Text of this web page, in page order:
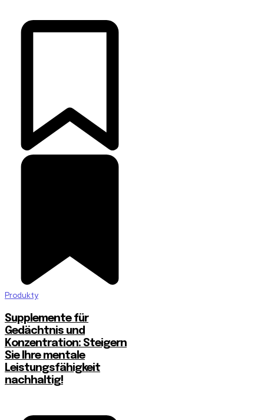
Produkty
Supplemente für
Gedächtnis und
Konzentration: Steigern
Sie Ihre mentale
Leistungsfähigkeit
nachhaltig!